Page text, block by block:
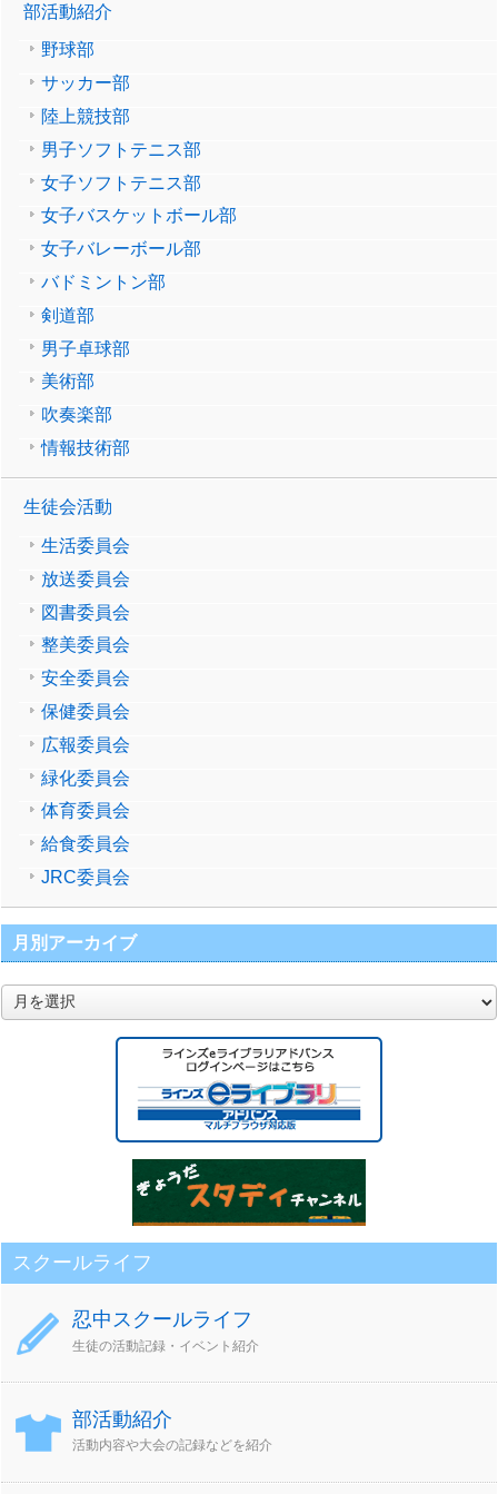
部活動紹介
野球部
サッカー部
陸上競技部
男子ソフトテニス部
女子ソフトテニス部
女子バスケットボール部
女子バレーボール部
バドミントン部
剣道部
男子卓球部
美術部
吹奏楽部
情報技術部
生徒会活動
生活委員会
放送委員会
図書委員会
整美委員会
安全委員会
保健委員会
広報委員会
緑化委員会
体育委員会
給食委員会
JRC委員会
月別アーカイブ
月
別
スクールライフ
忍中スクールライフ
生徒の活動記録・イベント紹介
部活動紹介
活動内容や大会の記録などを紹介